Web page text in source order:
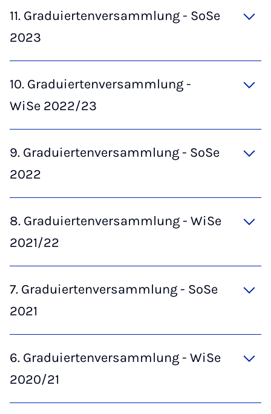
11. Graduiertenversammlung - SoSe
2023
10. Graduiertenversammlung -
WiSe 2022/23
9. Graduiertenversammlung - SoSe
2022
8. Graduiertenversammlung - WiSe
2021/22
7. Graduiertenversammlung - SoSe
2021
6. Graduiertenversammlung - WiSe
2020/21